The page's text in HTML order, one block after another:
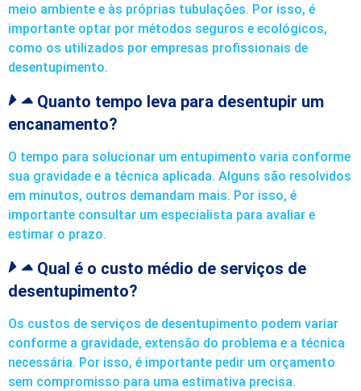
meio ambiente e às próprias tubulações. Por isso, é
importante optar por métodos seguros e ecológicos,
como os utilizados por empresas profissionais de
desentupimento.
Quanto tempo leva para desentupir um
encanamento?
O tempo para solucionar um entupimento varia conforme
sua gravidade e a técnica aplicada. Alguns são resolvidos
em minutos, outros demandam mais. Por isso, é
importante consultar um especialista para avaliar e
estimar o prazo.
Qual é o custo médio de serviços de
desentupimento?
Os custos de serviços de desentupimento podem variar
conforme a gravidade, extensão do problema e a técnica
necessária. Por isso, é importante pedir um orçamento
sem compromisso para uma estimativa precisa.